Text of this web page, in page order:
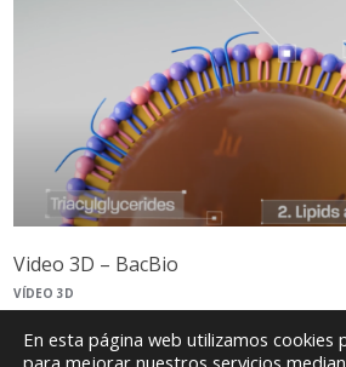
Video 3D – BacBio
VÍDEO 3D
En esta página web utilizamos cookies
para mejorar nuestros servicios